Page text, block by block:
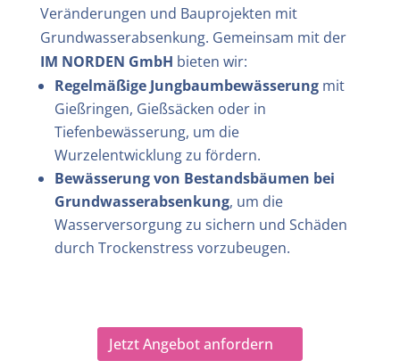
Veränderungen und Bauprojekten mit
Grundwasserabsenkung. Gemeinsam mit der
IM NORDEN GmbH bieten wir:
Regelmäßige Jungbaumbewässerungmit
Gießringen, Gießsäcken oder in
Tiefenbewässerung, um die
Wurzelentwicklung zu fördern.
Bewässerung von Bestandsbäumen bei
Grundwasserabsenkung, um die
Wasserversorgung zu sichern und Schäden
durch Trockenstress vorzubeugen.
Jetzt Angebot anfordern